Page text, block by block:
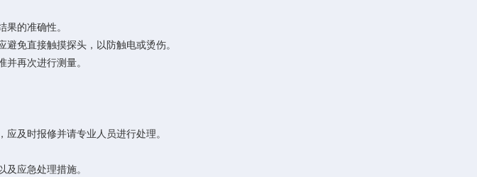
的准确性。
免直接触摸探头，以防触电或烫伤。
再次进行测量。
及时报修并请专业人员进行处理。
应急处理措施。